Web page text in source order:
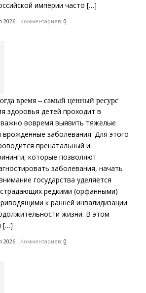
империи часто […]
2026 Комментариев: 0
время – самый ценный ресурс
здоровья детей проходит в
вовремя выявить тяжелые
врожденные заболевания. Для этого
пренатальный и
которые позволяют
заболевания, начать
государства уделяется
редкими (орфанными)
к ранней инвалидизации
жизни. В этом
[…]
2026 Комментариев: 0